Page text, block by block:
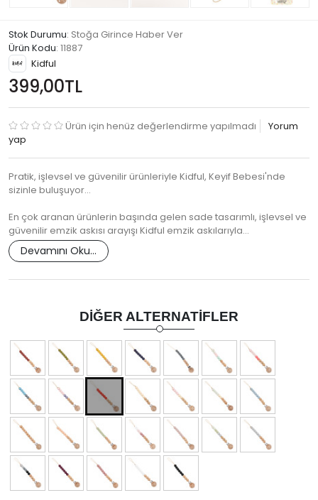
Stok Durumu: Stoğa Girince Haber Ver
Ürün Kodu: 11887
Kidful
399,00TL
Ürün için henüz değerlendirme yapılmadı
Yorum
yap
Pratik, işlevsel ve güvenilir ürünleriyle Kidful, Keyif Bebesi'nde
sizinle buluşuyor...
En çok aranan ürünlerin başında gelen sade tasarımlı, işlevsel ve
güvenilir emzik askısı arayışı Kidful emzik askılarıyla…
Devamını Oku...
DIĞER ALTERNATIFLER